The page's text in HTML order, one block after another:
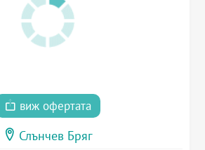
виж офертата
Слънчев Бряг